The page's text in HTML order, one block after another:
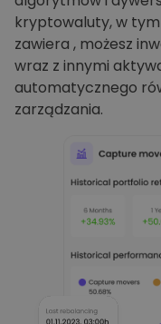
kryptowaluty, w
zawiera , możesz
wraz z innymi
automatycznego
zarządzania.